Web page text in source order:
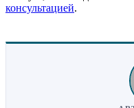
консультацией.